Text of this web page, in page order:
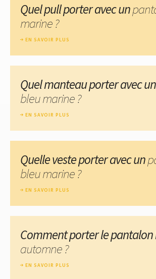
Quel pull porter avec un
marine ?
EN SAVOIR PLUS
Quel manteau porter avec un
bleu marine ?
EN SAVOIR PLUS
Quelle veste porter avec un
bleu marine ?
EN SAVOIR PLUS
Comment porter le pantalon
automne ?
EN SAVOIR PLUS